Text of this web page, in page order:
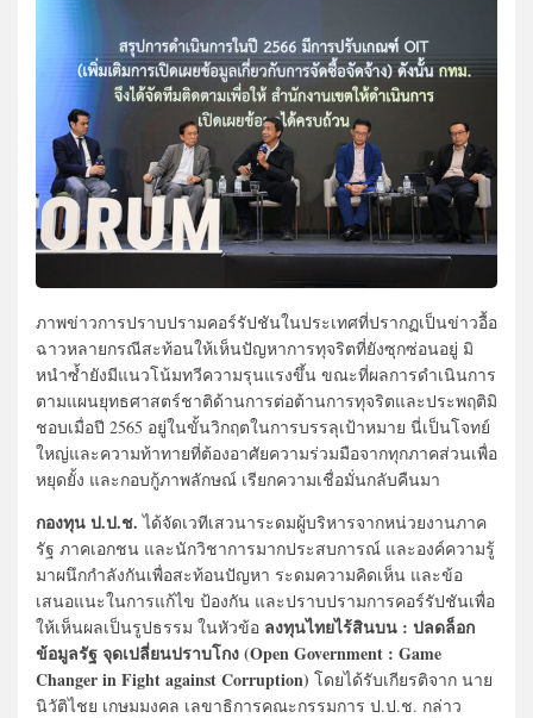
ภาพข่าวการปราบปรามคอร์รัปชันในประเทศที่ปรากฏเป็นข่าวอื้อ
ฉาวหลายกรณีสะท้อนให้เห็นปัญหาการทุจริตที่ยังซุกซ่อนอยู่ มิ
หนำซ้ำยังมีแนวโน้มทวีความรุนแรงขึ้น ขณะที่ผลการดำเนินการ
ตามแผนยุทธศาสตร์ชาติด้านการต่อต้านการทุจริตและประพฤติมิ
ชอบเมื่อปี 2565 อยู่ในขั้นวิกฤตในการบรรลุเป้าหมาย นี่เป็นโจทย์
ใหญ่และความท้าทายที่ต้องอาศัยความร่วมมือจากทุกภาคส่วนเพื่อ
หยุดยั้ง และกอบกู้ภาพลักษณ์ เรียกความเชื่อมั่นกลับคืนมา
กองทุน ป.ป.ช. ได้จัดเวทีเสวนาระดมผู้บริหารจากหน่วยงานภาค
รัฐ ภาคเอกชน และนักวิชาการมากประสบการณ์ และองค์ความรู้
มาผนึกกำลังกันเพื่อสะท้อนปัญหา ระดมความคิดเห็น และข้อ
เสนอแนะในการแก้ไข ป้องกัน และปราบปรามการคอร์รัปชันเพื่อ
ให้เห็นผลเป็นรูปธรรม ในหัวข้อ ลงทุนไทยไร้สินบน : ปลดล็อก
ข้อมูลรัฐ จุดเปลี่ยนปราบโกง (Open Government : Game
Changer in Fight against Corruption) โดยได้รับเกียรติจาก นาย
นิวัติไชย เกษมมงคล เลขาธิการคณะกรรมการ ป.ป.ช. กล่าว